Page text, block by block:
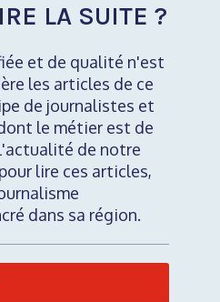
LA SUITE ?
et de qualité n'est
les articles de ce
de journalistes et
le métier est de
de notre
lire ces articles,
dans sa région.